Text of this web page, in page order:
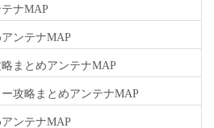
ナMAP
ンテナMAP
まとめアンテナMAP
攻略まとめアンテナMAP
ンテナMAP